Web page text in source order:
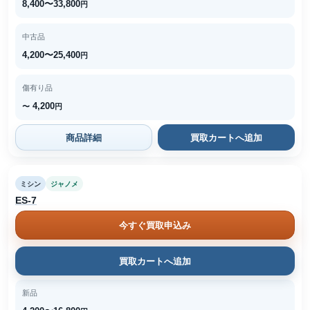
8,400〜33,800円
中古品
4,200〜25,400円
傷有り品
〜 4,200円
商品詳細 買取カートへ追加
ミシン ジャノメ
ES-7
今すぐ買取申込み
買取カートへ追加
新品